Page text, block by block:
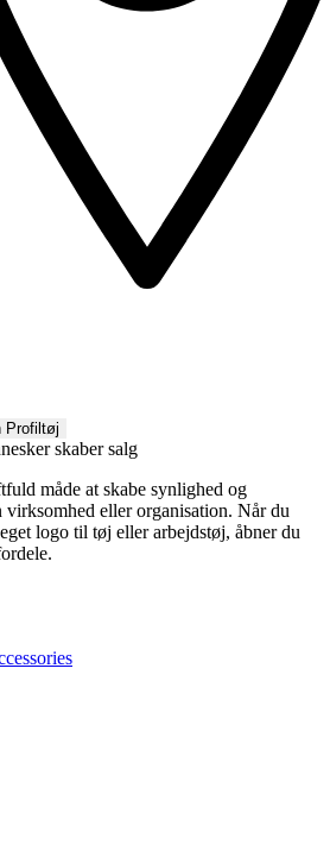
Profiltøj
skaber salg
måde at skabe synlighed og
virksomhed eller organisation. Når du
logo til tøj eller arbejdstøj, åbner du